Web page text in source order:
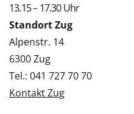
13.15 – 17.30 Uhr
Standort Zug
Alpenstr. 14
6300 Zug
Tel.: 041 727 70 70
Kontakt Zug